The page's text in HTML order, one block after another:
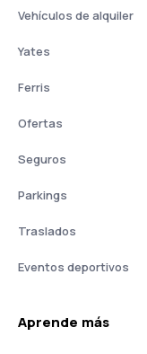
Vehículos de alquiler
Yates
Ferris
Ofertas
Seguros
Parkings
Traslados
Eventos deportivos
Aprende más